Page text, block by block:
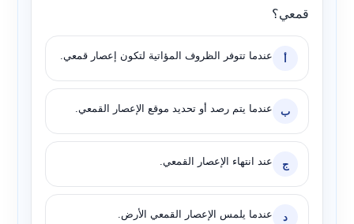
قمعي؟
أ عندما تتوفر الظروف المؤاتية لتكون إعصار قمعي.
ب عندما يتم رصد أو تحديد موقع الإعصار القمعي.
ج عند انتهاء الإعصار القمعي.
د عندما يلمس الإعصار القمعي الأرض.